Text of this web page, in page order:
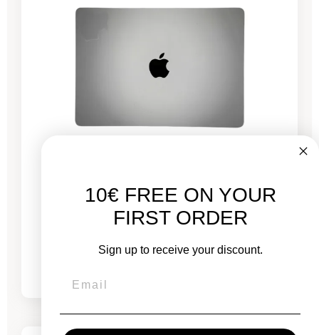
MacBook Pro 13" Touch Bar 2022 - Puce M2
3,4 GHz - 8 GB RAM
Von
689,00 €
SALES -444,26 €
10€ FREE ON YOUR
FIRST ORDER
Sign up to receive your discount.